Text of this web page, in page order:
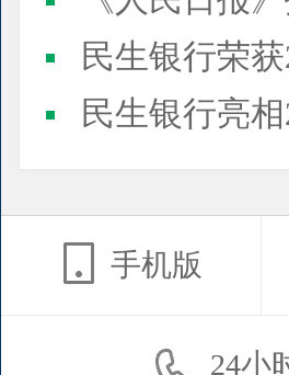
民生银行荣获2025上市公司
民生银行亮
手机版
24小